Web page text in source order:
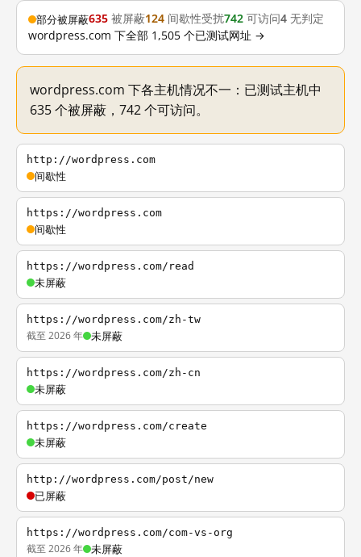
部分被屏蔽635 被屏蔽124 间歇性受扰742 可访问4 无判定
wordpress.com 下全部 1,505 个已测试网址 →
wordpress.com 下各主机情况不一：已测试主机中
635 个被屏蔽，742 个可访问。
http://wordpress.com
间歇性
https://wordpress.com
间歇性
https://wordpress.com/read
未屏蔽
https://wordpress.com/zh-tw
截至 2026 年 未屏蔽
https://wordpress.com/zh-cn
未屏蔽
https://wordpress.com/create
未屏蔽
http://wordpress.com/post/new
已屏蔽
https://wordpress.com/com-vs-org
截至 2026 年 未屏蔽